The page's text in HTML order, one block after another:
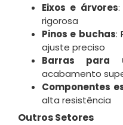
Eixos e árvores
rigorosa
Pinos e buchas:
ajuste preciso
Barras para
acabamento
Componentes
alta resistência
Outros Setores